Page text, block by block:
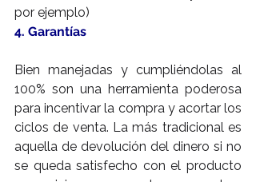
por ejemplo)
4. Garantías
Bien manejadas y cumpliéndolas al
100% son una herramienta poderosa
para incentivar la compra y acortar los
ciclos de venta. La más tradicional es
aquella de devolución del dinero si no
se queda satisfecho con el producto